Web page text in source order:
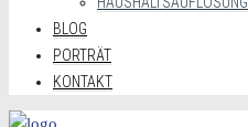
BLOG
PORTRÄT
KONTAKT